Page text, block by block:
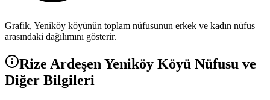
Grafik, Yeniköy köyünün toplam nüfusunun erkek ve kadın nüfus
arasındaki dağılımını gösterir.
Rize Ardeşen Yeniköy Köyü Nüfusu ve
Diğer Bilgileri